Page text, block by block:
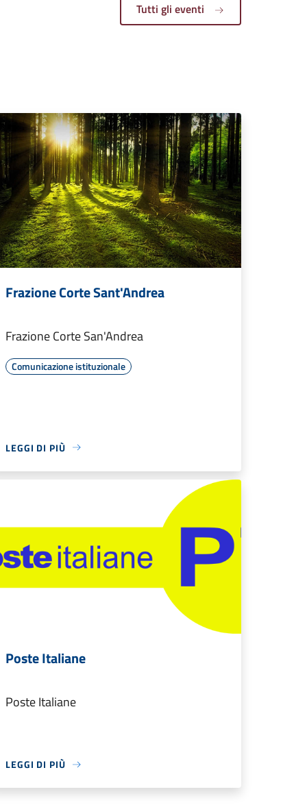
Tutti gli eventi
Frazione Corte Sant'Andrea
Frazione Corte San'Andrea
Comunicazione istituzionale
LEGGI DI PIÙ
Poste Italiane
Poste Italiane
LEGGI DI PIÙ